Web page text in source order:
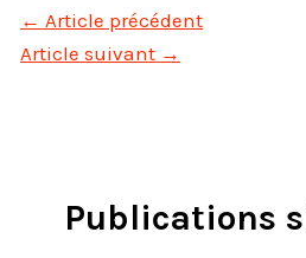
← Article précédent
Article suivant →
Publications